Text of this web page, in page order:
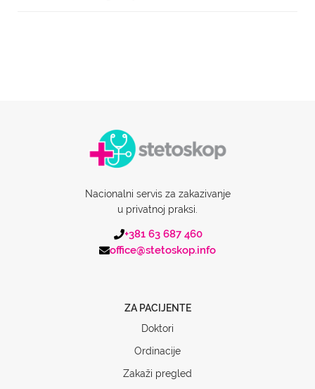
Nacionalni servis za zakazivanje
u privatnoj praksi.
+381 63 687 460
office@stetoskop.info
ZA PACIJENTE
Doktori
Ordinacije
Zakaži pregled